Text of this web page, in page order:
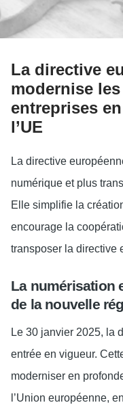
La directive
modernise
entreprises
l’UE
La directive
numérique et plus
Elle simplifie la
encourage la
transposer la directive
La numérisation
de la nouvelle
Le 30 janvier 2025, la
entrée en vigueur.
moderniser en
l’Union européenne,